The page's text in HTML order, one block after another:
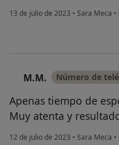
13 de julio de 2023 • Sara Meca •
M.M. Número de
Apenas tiempo de
Muy atenta y
12 de julio de 2023 • Sara Meca •